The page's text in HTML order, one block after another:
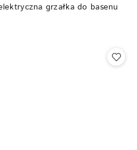
grzałka do basenu